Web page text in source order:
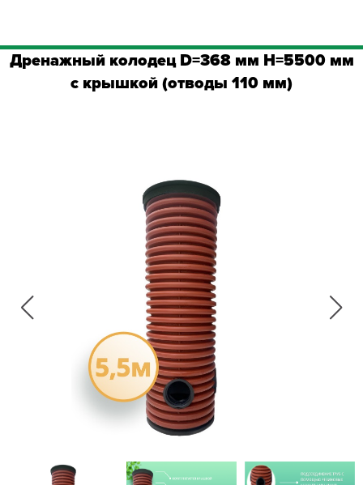
Дренажный колодец D=368 мм H=5500 мм
с крышкой (отводы 110 мм)